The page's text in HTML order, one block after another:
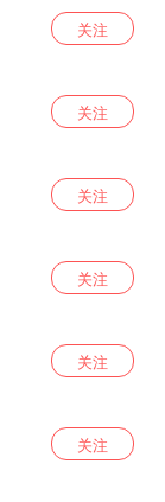
关注
关注
关注
关注
关注
关注